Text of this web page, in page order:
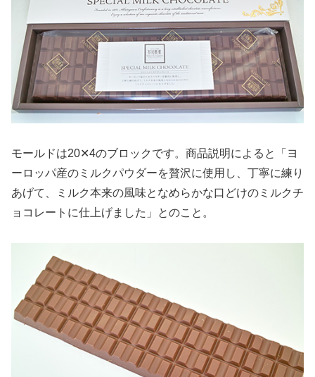
モールドは20✕4のブロックです。商品説明によると「ヨ
ーロッパ産のミルクパウダーを贅沢に使用し、丁寧に練り
あげて、ミルク本来の風味となめらかな口どけのミルクチ
ョコレートに仕上げました」とのこと。